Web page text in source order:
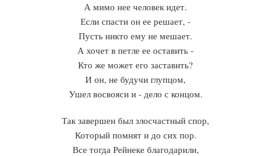
А мимо нее человек идет.
Если спасти он ее решает, -
Пусть никто ему не мешает.
А хочет в петле ее оставить -
Кто же может его заставить?
И он, не будучи глупцом,
Ушел восвояси и - дело с концом.
Так завершен был злосчастный спор,
Который помнят и до сих пор.
Все тогда Рейнеке благодарили,